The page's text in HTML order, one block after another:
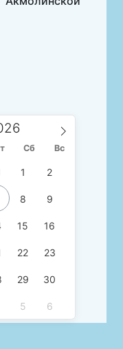
Сб Вс
1 2
8 9
15 16
22 23
29 30
5 6